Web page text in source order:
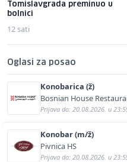
Tomislavgrada preminuo u
bolnici
12 sati
Oglasi za posao
Konobarica (ž)
Bosnian House
Prijava do: 20.08.2026. u
Konobar (m/ž)
Pivnica HS
Prijava do: 20.08.2026. u